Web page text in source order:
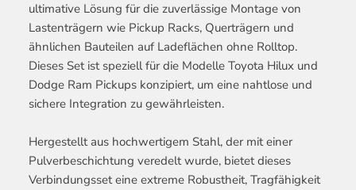
ultimative Lösung für die zuverlässige Montage von
Lastenträgern wie Pickup Racks, Querträgern und
ähnlichen Bauteilen auf Ladeflächen ohne Rolltop.
Dieses Set ist speziell für die Modelle Toyota Hilux und
Dodge Ram Pickups konzipiert, um eine nahtlose und
sichere Integration zu gewährleisten.
Hergestellt aus hochwertigem Stahl, der mit einer
Pulverbeschichtung veredelt wurde, bietet dieses
Verbindungsset eine extreme Robustheit, Tragfähigkeit